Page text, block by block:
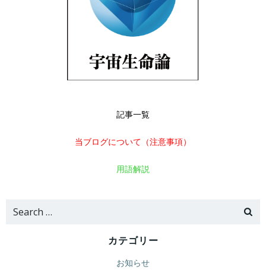
記事一覧
当ブログについて（注意事項）
用語解説
Search
カテゴリー
お知らせ